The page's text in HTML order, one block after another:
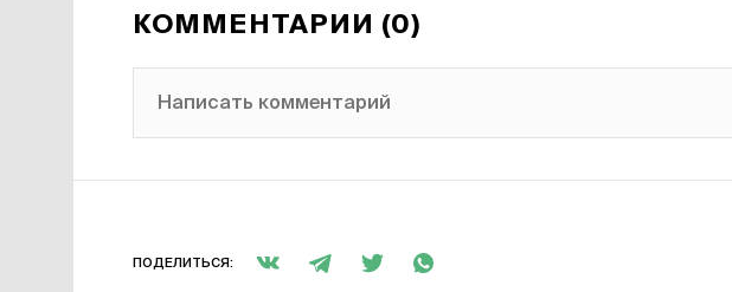
КОММЕНТАРИИ (0)
Написать комментарий
ПОДЕЛИТЬСЯ: